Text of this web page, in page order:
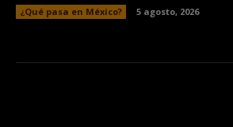
¿Qué pasa en México? 5 agosto, 2026